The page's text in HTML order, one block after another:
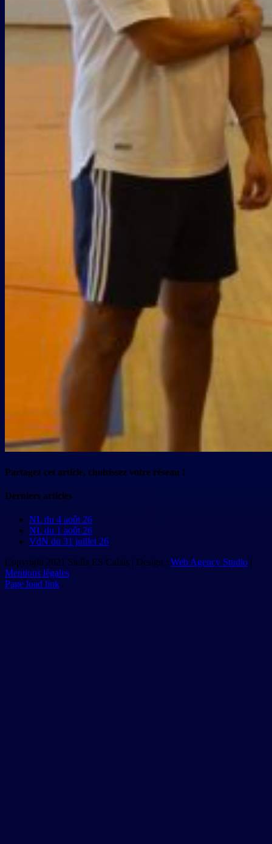
Partagez cet article, choisissez votre réseau !
Facebook
X
Reddit
LinkedIn
Tumblr
Pinterest
Vk
Email
Derniers articles
NL du 4 août 26
NL du 1 août 26
VdN du 31 juillet 26
Copyright 2021 Stella ES Calais | Design : Web Agency Studio |
Mentions légales
Page load link